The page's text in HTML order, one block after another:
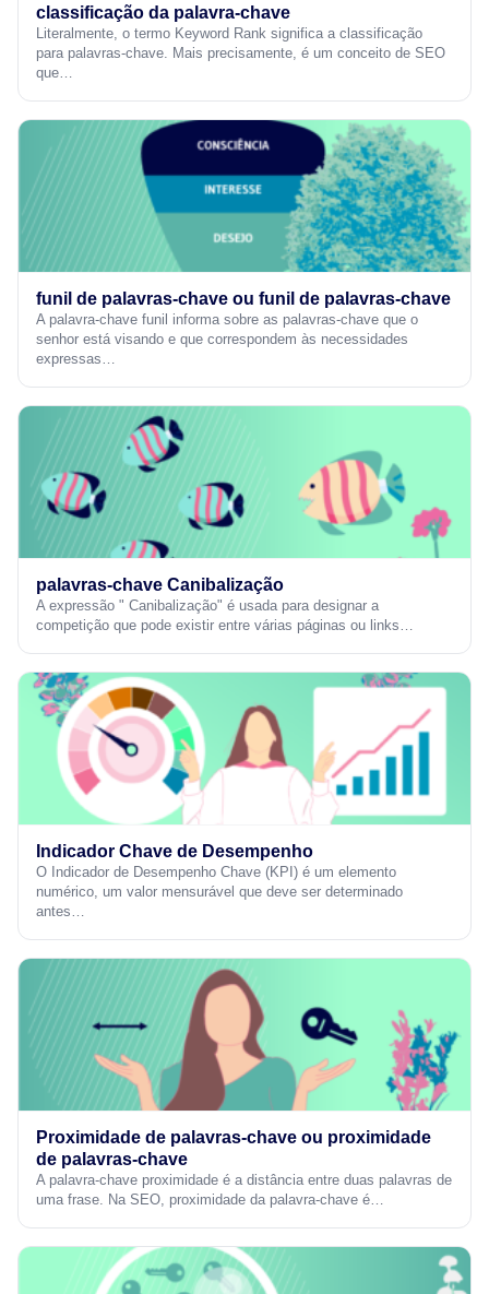
classificação da palavra-chave
Literalmente, o termo Keyword Rank significa a classificação
para palavras-chave. Mais precisamente, é um conceito de SEO
que…
funil de palavras-chave ou funil de palavras-chave
A palavra-chave funil informa sobre as palavras-chave que o
senhor está visando e que correspondem às necessidades
expressas…
palavras-chave Canibalização
A expressão " Canibalização" é usada para designar a
competição que pode existir entre várias páginas ou links…
Indicador Chave de Desempenho
O Indicador de Desempenho Chave (KPI) é um elemento
numérico, um valor mensurável que deve ser determinado
antes…
Proximidade de palavras-chave ou proximidade
de palavras-chave
A palavra-chave proximidade é a distância entre duas palavras de
uma frase. Na SEO, proximidade da palavra-chave é…